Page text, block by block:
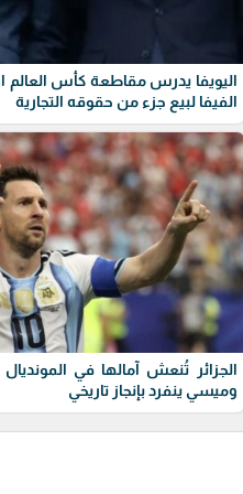
اليويفا يدرس مقاطعة كأس العالم
الفيفا لبيع جزء من حقوقه التجارية
الجزائر تُنعش آمالها في
وميسي ينفرد بإنجاز تاريخي